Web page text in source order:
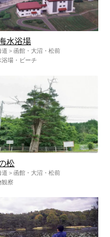
水浴場
道
函館・大沼・松前
浴場・ビーチ
松
道
函館・大沼・松前
観察